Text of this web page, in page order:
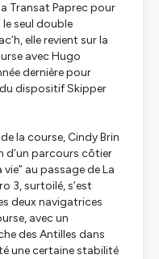
Transat Paprec pour
seul double
elle revient sur la
avec Hugo
dernière pour
dispositif Skipper
la course, Cindy Brin
parcours côtier
vie” au passage de La
3, surtoilé, s’est
deux navigatrices
avec un
des Antilles dans
une certaine stabilité